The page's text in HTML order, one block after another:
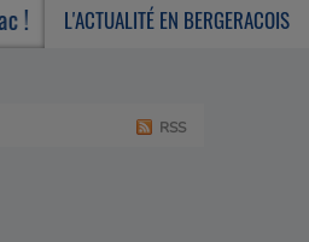
L'ACTUALITÉ EN BERGERACOIS
Le Centre Culturel
RSS